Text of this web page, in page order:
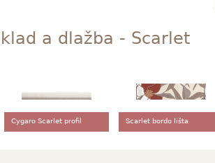
a dlažba - Scarlet
Cygaro Scarlet profil Scarlet bordo lišta